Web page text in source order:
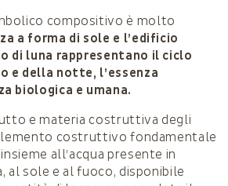
compositivo è molto
a forma di sole e l’edificio
di luna rappresentano il ciclo
e della notte, l’essenza
biologica e umana.
e materia costruttiva degli
costruttivo fondamentale
all’acqua presente in
al sole e al fuoco, disponibile